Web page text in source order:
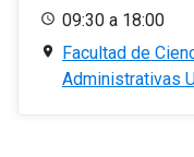
09:30 a 18:00
Facultad de
Administrativas